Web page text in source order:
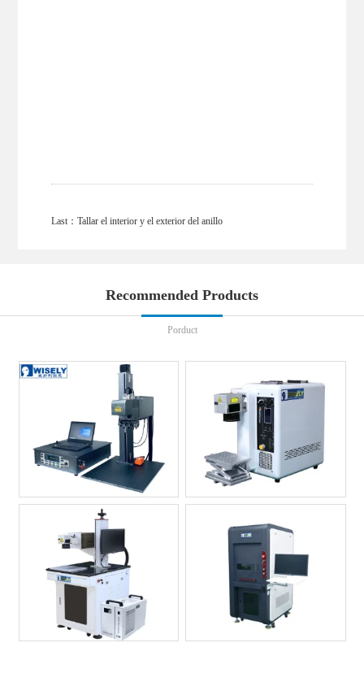
Last： Tallar el interior y el exterior del anillo
Recommended Products
Porduct